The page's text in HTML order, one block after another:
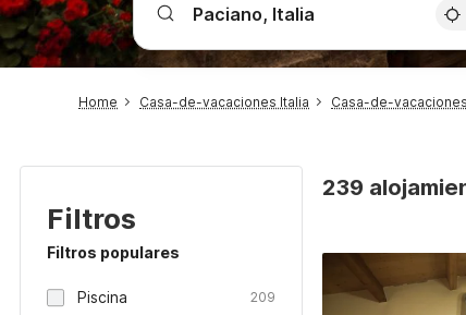
Home Casa-de-vacaciones Italia Casa-de-
Filtros
Filtros populares
Piscina 209
239